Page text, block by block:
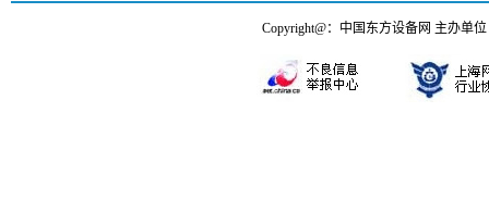
Copyright@：中国东方设备网 主办单